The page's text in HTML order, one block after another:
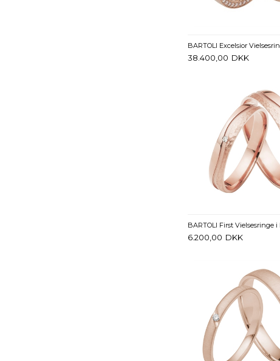
38.400,00 DKK
6.200,00 DKK